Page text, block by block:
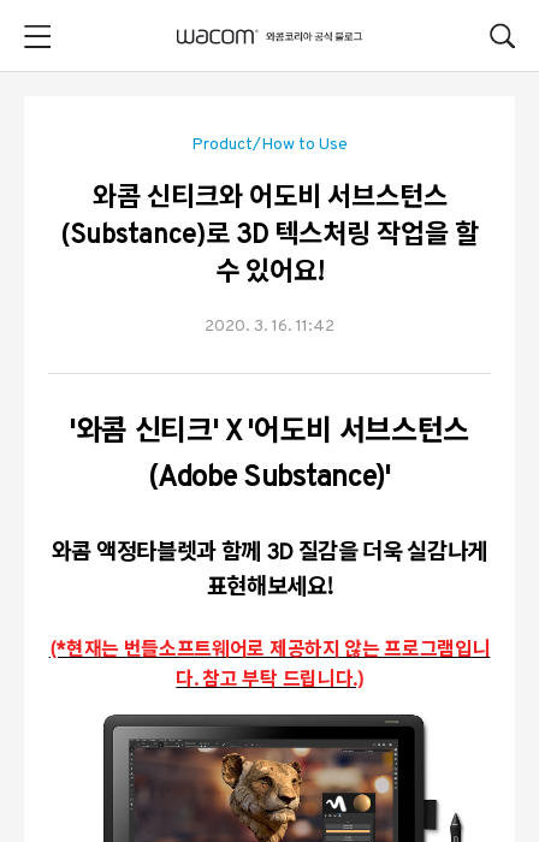
Product/How to Use
와콤 신티크와 어도비 서브스턴스
(Substance)로 3D 텍스처링 작업을 할
수 있어요!
2020. 3. 16. 11:42
'와콤 신티크' X '어도비 서브스턴스
(Adobe Substance)'
와콤 액정타블렛과 함께 3D 질감을 더욱 실감나게
표현해보세요!
(*현재는 번들소프트웨어로 제공하지 않는 프로그램입니
다. 참고 부탁 드립니다.)